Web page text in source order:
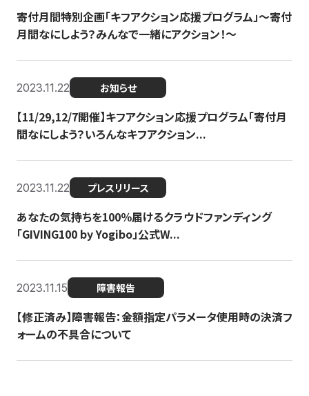
寄付月間特別企画「キフアクション応援プログラム」〜寄付
月間なにしよう？みんなで一緒にアクション！〜
2023.11.22 お知らせ
【11/29,12/7開催】キフアクション応援プログラム「寄付月
間なにしよう？いろんなキフアクション...
2023.11.22 プレスリリース
あなたの気持ちを100％届けるクラウドファンディング
「GIVING100 by Yogibo」公式W...
2023.11.15 障害報告
【修正済み】障害報告：金額指定パラメータ使用時の決済フ
ォームの不具合について